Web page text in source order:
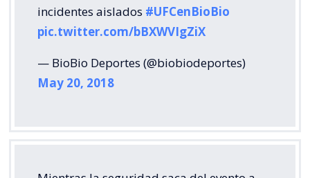
incidentes aislados #UFCenBioBio
pic.twitter.com/bBXWVIgZiX
— BioBio Deportes (@biobiodeportes)
May 20, 2018